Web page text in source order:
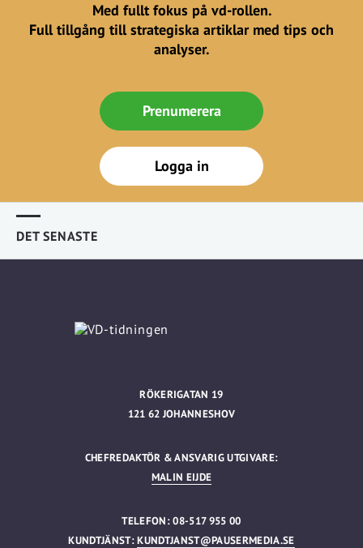
Med fullt fokus på vd-rollen.
Full tillgång till strategiska artiklar med tips och
analyser.
Prenumerera
Logga in
DET SENASTE
RÖKERIGATAN 19
121 62 JOHANNESHOV
CHEFREDAKTÖR & ANSVARIG UTGIVARE:
MALIN EIJDE
TELEFON: 08-517 955 00
KUNDTJÄNST:KUNDTJANST@PAUSERMEDIA.SE